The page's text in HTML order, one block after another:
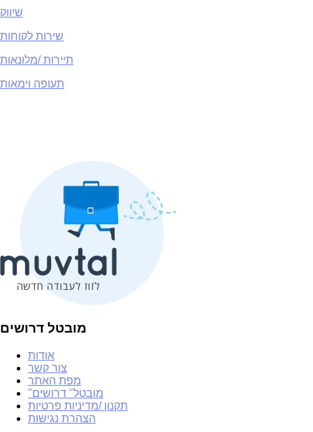
שיווק
שירות לקוחות
תיירות /מלונאות
תעופה וימאות
מובטל דרושים
אודות
צור קשר
מפת האתר
"מובטל" דרושים
תקנון /מדיניות פרטיות
הצהרת נגישות